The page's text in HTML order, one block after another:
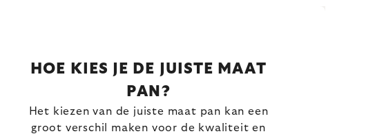
HOE KIES JE DE JUISTE MAAT
PAN?
Het kiezen van de juiste maat pan kan een
groot verschil maken voor de kwaliteit en